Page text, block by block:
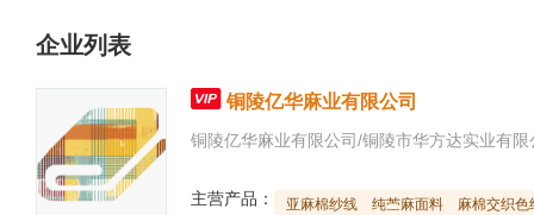
企业列表
 铜陵亿华麻业有限公司
主营产品： 亚麻棉纱线 纯苎麻面料 麻棉交织色